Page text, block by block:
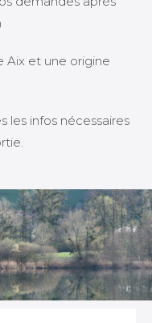
Aix et une origine
les infos nécessaires